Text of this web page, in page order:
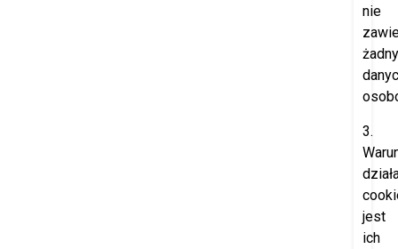
nie
3.
jest
ich